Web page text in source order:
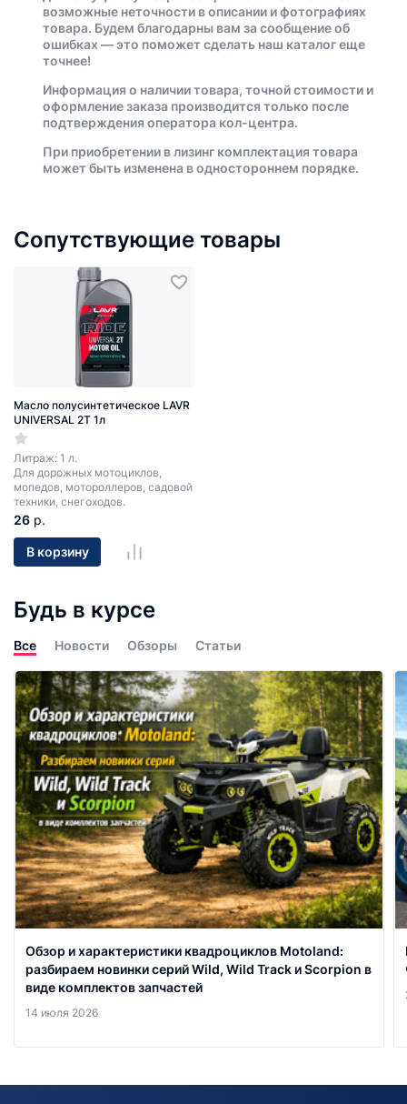
возможные неточности в описании и фотографиях
товара. Будем благодарны вам за сообщение об
ошибках — это поможет сделать наш каталог еще
точнее!
Информация о наличии товара, точной стоимости и
оформление заказа производится только после
подтверждения оператора кол-центра.
При приобретении в лизинг комплектация товара
может быть изменена в одностороннем порядке.
Сопутствующие товары
Масло полусинтетическое LAVR
UNIVERSAL 2T 1л
Литраж: 1 л.
Для дорожных мотоциклов,
мопедов, мотороллеров, садовой
техники, снегоходов.
26 р.
В корзину
Будь в курсе
Все Новости Обзоры Статьи
Обзор и характеристики квадроциклов Motoland:
разбираем новинки серий Wild, Wild Track и Scorpion в
виде комплектов запчастей
14 июля 2026